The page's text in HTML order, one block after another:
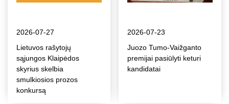
2026-07-27
Lietuvos rašytojų
sąjungos Klaipėdos
skyrius skelbia
smulkiosios prozos
konkursą
2026-07-23
Juozo Tumo-Vaižganto
premijai pasiūlyti keturi
kandidatai